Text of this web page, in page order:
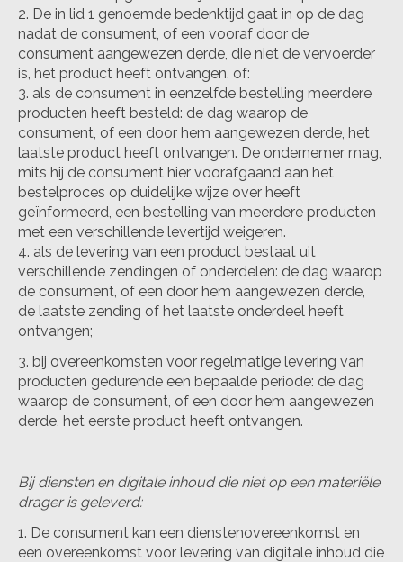
De in lid 1 genoemde bedenktijd gaat in op de dag
nadat de consument, of een vooraf door de
consument aangewezen derde, die niet de vervoerder
is, het product heeft ontvangen, of:
als de consument in eenzelfde bestelling meerdere
producten heeft besteld: de dag waarop de
consument, of een door hem aangewezen derde, het
laatste product heeft ontvangen. De ondernemer mag,
mits hij de consument hier voorafgaand aan het
bestelproces op duidelijke wijze over heeft
geïnformeerd, een bestelling van meerdere producten
met een verschillende levertijd weigeren.
als de levering van een product bestaat uit
verschillende zendingen of onderdelen: de dag waarop
de consument, of een door hem aangewezen derde,
de laatste zending of het laatste onderdeel heeft
ontvangen;
bij overeenkomsten voor regelmatige levering van
producten gedurende een bepaalde periode: de dag
waarop de consument, of een door hem aangewezen
derde, het eerste product heeft ontvangen.
Bij diensten en digitale inhoud die niet op een materiële
drager is geleverd:
De consument kan een dienstenovereenkomst en
een overeenkomst voor levering van digitale inhoud die